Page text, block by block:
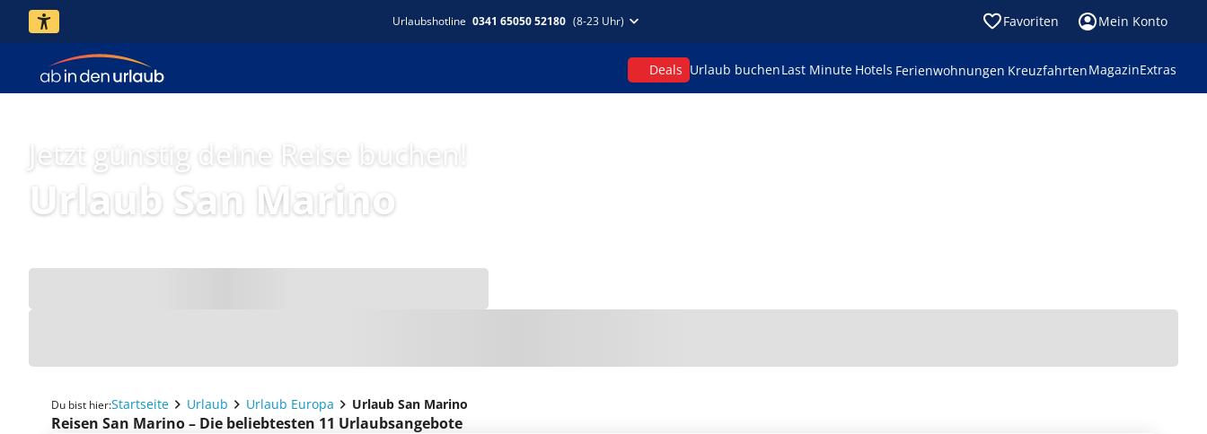
Urlaubshotline 0341 65050 52180 (8-23 Uhr) Favoriten Mein Konto
Deals Urlaub buchenLast Minute Hotels Ferienwohnungen KreuzfahrtenMagazinExtras
Jetzt günstig deine Reise buchen!
Urlaub San Marino
Du bist hier:Startseite Urlaub Urlaub Europa Urlaub San Marino
Reisen San Marino – Die beliebtesten 11 Urlaubsangebote